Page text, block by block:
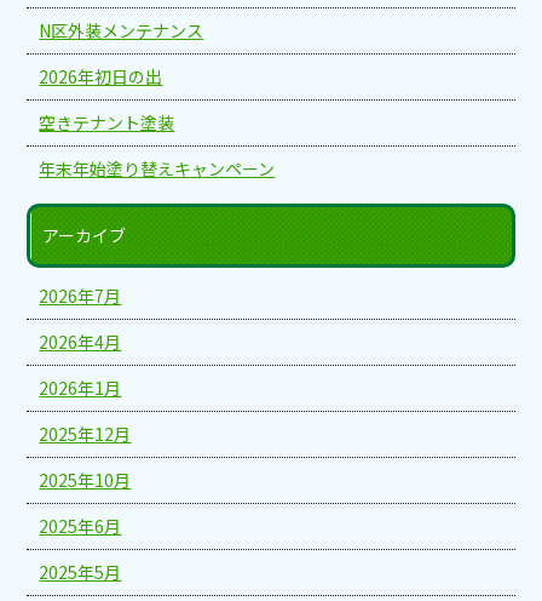
N区外装メンテナンス
2026年初日の出
空きテナント塗装
年末年始塗り替えキャンペーン
アーカイブ
2026年7月
2026年4月
2026年1月
2025年12月
2025年10月
2025年6月
2025年5月